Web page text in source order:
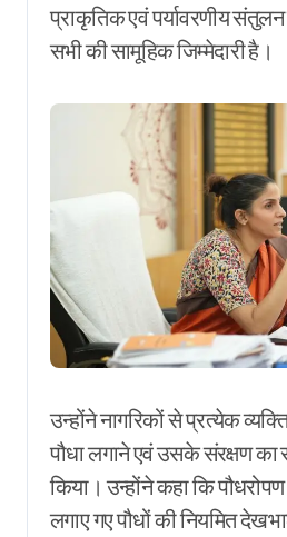
प्राकृतिक एवं पर्यावरणीय
सभी की सामूहिक जिम्मेदारी है।
उन्होंने नागरिकों से प्रत्येक
पौधा लगाने एवं उसके संरक्षण
किया। उन्होंने कहा कि
लगाए गए पौधों की नियमित